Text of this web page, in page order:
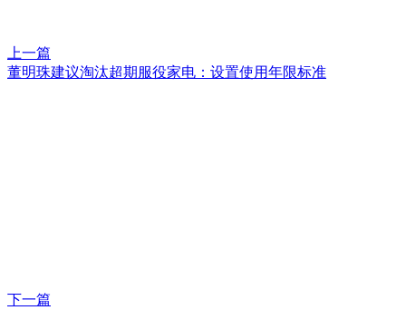
上一篇
董明珠建议淘汰超期服役家电：设置使用年限标准
下一篇